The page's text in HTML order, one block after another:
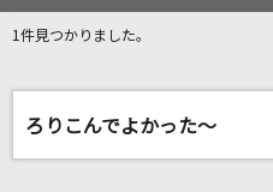
リアルタイムで歌
1件見つかりました。
ろりこんでよかった～